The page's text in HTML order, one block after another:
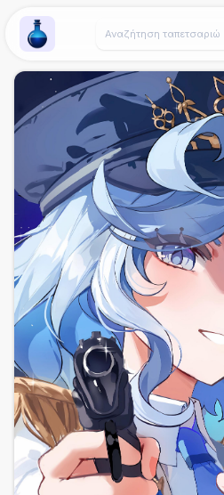
Wallpaper Alchemy